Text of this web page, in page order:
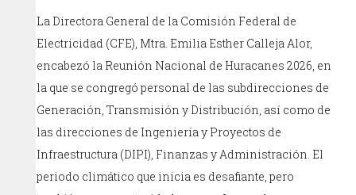
La Directora General de la Comisión Federal de
Electricidad (CFE), Mtra. Emilia Esther Calleja Alor,
encabezó la Reunión Nacional de Huracanes 2026, en
la que se congregó personal de las subdirecciones de
Generación, Transmisión y Distribución, así como de
las direcciones de Ingeniería y Proyectos de
Infraestructura (DIPI), Finanzas y Administración. El
periodo climático que inicia es desafiante, pero